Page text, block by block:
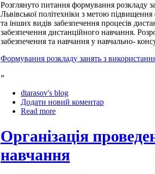
Розглянуто питання формування розкладу
Львівської політехніки з метою
та інших видів забезпечення процесів
забезпечення дистанційного навчання.
забезпечення та навчання у навчально-
Формування розкладу занять з
»
dtarasov's blog
Додати новий коментар
Read more
Організація
навчання